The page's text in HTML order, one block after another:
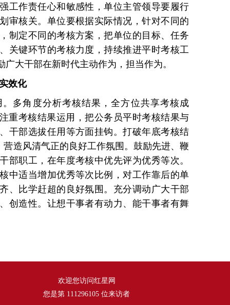
工作责任心和敏感性，单位主管领导要履行
审核关。单位要根据实际情况，针对不同的
制定不同的考核方案，把单位的目标、任务
关键环节的考核力度，持续推进平时考核工
大干部在新时代主动作为，担当作为。
效化
多角度分析考核结果，全方位共享考核成
重考核结果运用，把公务员平时考核结果与
干部选拔任用等方面挂钩。打破年底考核结
营造风清气正的良好工作氛围。鼓励先进、鞭
部职工，在年度考核中优先评为优秀等次。
中适当增加优秀等次比例，对工作靠后的单
、比学赶超的良好氛围。充分调动广大干部
创造性。让想干事者有动力、能干事者有舞
欢迎您访问红星网
您是第 111296105 位来访者